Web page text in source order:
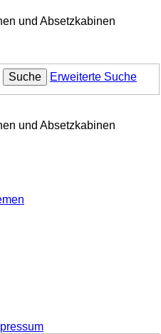
und Absetzkabinen
Suche Erweiterte Suche
und Absetzkabinen